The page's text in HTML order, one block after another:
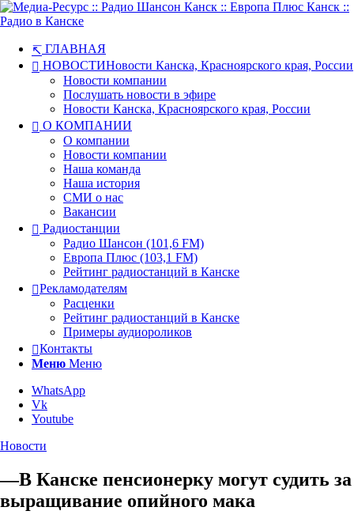
ГЛАВНАЯ
НОВОСТИНовости Канска, Красноярского края, России
Новости компании
Послушать новости в эфире
Новости Канска, Красноярского края, России
О КОМПАНИИ
О компании
Новости компании
Наша команда
Наша история
СМИ о нас
Вакансии
Радиостанции
Радио Шансон (101,6 FM)
Европа Плюс (103,1 FM)
Рейтинг радиостанций в Канске
Рекламодателям
Расценки
Рейтинг радиостанций в Канске
Примеры аудиороликов
Контакты
Меню Меню
WhatsApp
Vk
Youtube
Новости
—В Канске пенсионерку могут судить за
выращивание опийного мака